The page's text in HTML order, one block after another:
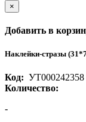
×
Добавить в
Наклейки-стразы
Код: УТ000242358
Количество:
-